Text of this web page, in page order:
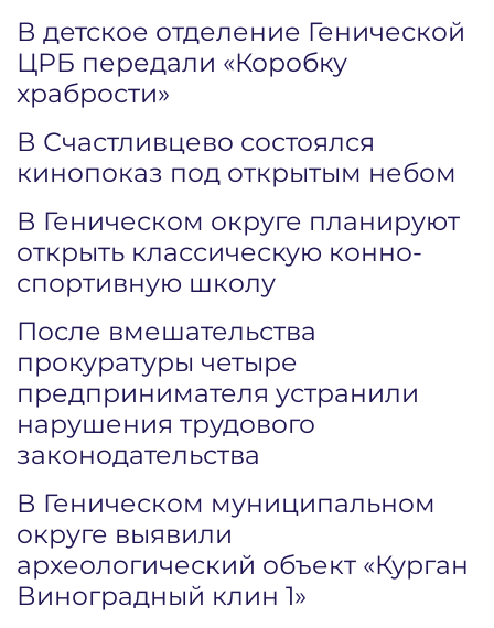
В детское отделение Генической
ЦРБ передали «Коробку
храбрости»
В Счастливцево состоялся
кинопоказ под открытым небом
В Геническом округе планируют
открыть классическую конно-
спортивную школу
После вмешательства
прокуратуры четыре
предпринимателя устранили
нарушения трудового
законодательства
В Геническом муниципальном
округе выявили
археологический объект «Курган
Виноградный клин 1»